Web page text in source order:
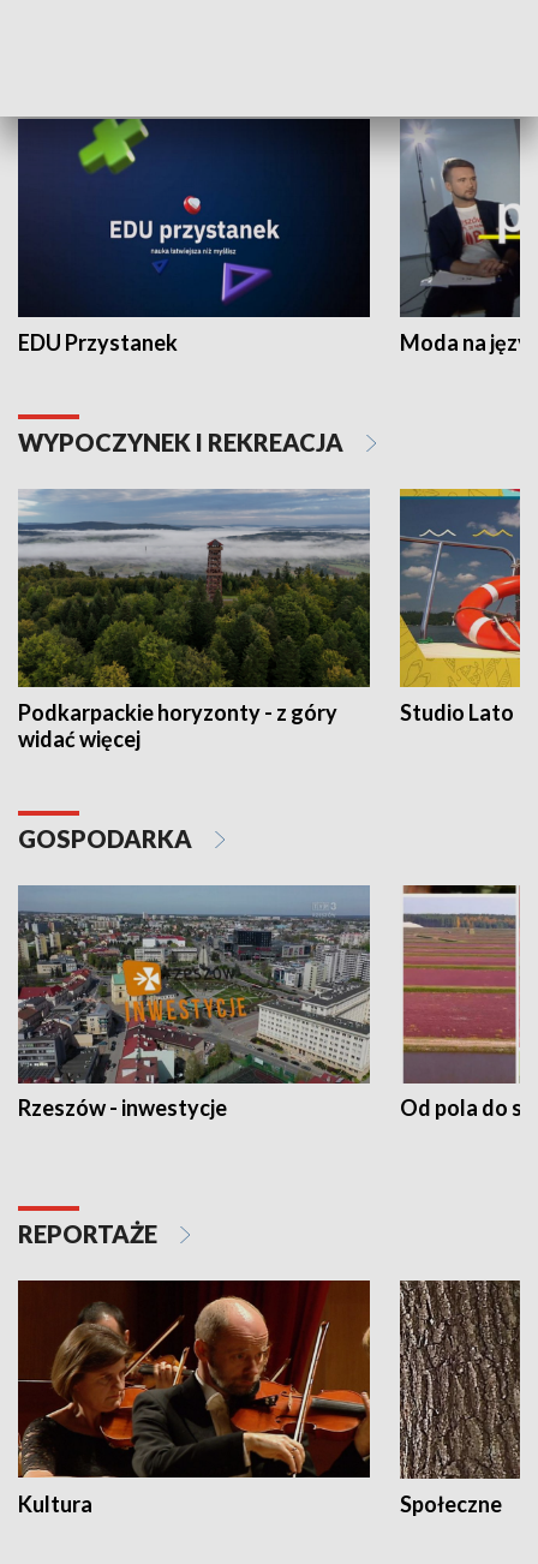
EDU Przystanek Moda na
WYPOCZYNEK I REKREACJA
Podkarpackie horyzonty - z góry
widać więcej
Studio Lato
GOSPODARKA
Rzeszów - inwestycje Od pola do
REPORTAŻE
Kultura Społeczne